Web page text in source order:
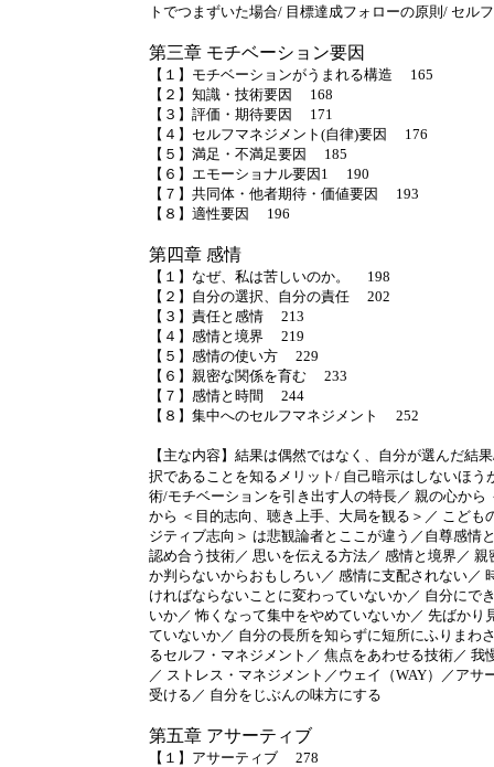
トでつまずいた場合/ 目標達成フォローの原則/ セル
第三章 モチベーション要因
【１】モチベーションがうまれる構造 165
【２】知識・技術要因 168
【３】評価・期待要因 171
【４】セルフマネジメント(自律)要因 176
【５】満足・不満足要因 185
【６】エモーショナル要因1 190
【７】共同体・他者期待・価値要因 193
【８】適性要因 196
第四章 感情
【１】なぜ、私は苦しいのか。 198
【２】自分の選択、自分の責任 202
【３】責任と感情 213
【４】感情と境界 219
【５】感情の使い方 229
【６】親密な関係を育む 233
【７】感情と時間 244
【８】集中へのセルフマネジメント 252
【主な内容】結果は偶然ではなく、自分が選んだ結
択であることを知るメリット/ 自己暗示はしないほう
術/モチベーションを引き出す人の特長／ 親の心から
から ＜目的志向、聴き上手、大局を観る＞／ こども
ジティブ志向＞ は悲観論者とここが違う／自尊感情
認め合う技術／ 思いを伝える方法／ 感情と境界／
か判らないからおもしろい／ 感情に支配されない／
ければならないことに変わっていないか／ 自分にで
いか／ 怖くなって集中をやめていないか／ 先ばか
ていないか／ 自分の長所を知らずに短所にふりまわ
るセルフ・マネジメント／ 焦点をあわせる技術／ 我
／ ストレス・マネジメント／ウェイ（WAY）／アサ
受ける／ 自分をじぶんの味方にする
第五章 アサーティブ
【１】アサーティブ 278